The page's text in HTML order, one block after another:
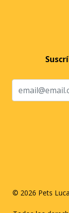
© 2026 Pets